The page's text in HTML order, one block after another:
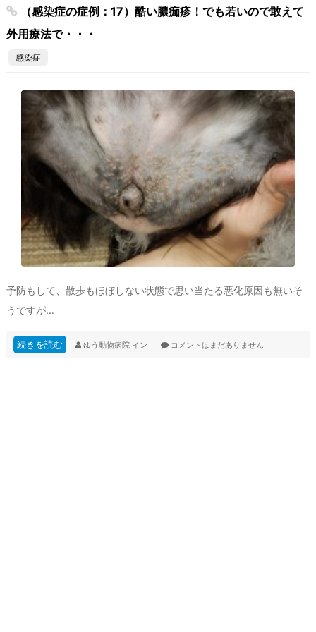
（感染症の症例：17）酷い膿痂疹！でも若いので敢えて
外用療法で・・・
感染症
予防もして、散歩もほぼしない状態で思い当たる悪化原因も無いそ
うですが…
続きを読む ゆう動物病院 イン コメントはまだありません